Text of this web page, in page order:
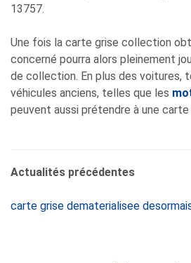
13757.
Une fois la carte grise collection
concerné pourra alors pleinement
de collection. En plus des voitures,
véhicules anciens, telles que les
peuvent aussi prétendre à une
Actualités précédentes
carte grise dematerialisee